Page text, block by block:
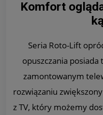
Komfort
Seria Roto-Lift
opuszczania posiada
zamontowanym
rozwiązaniu
z TV, który możemy